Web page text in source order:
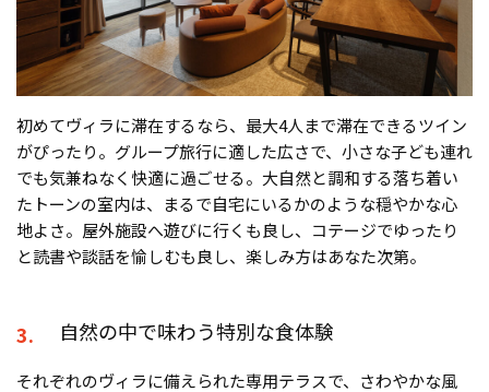
初めてヴィラに滞在するなら、最大4人まで滞在できるツイン
がぴったり。グループ旅行に適した広さで、小さな子ども連れ
でも気兼ねなく快適に過ごせる。大自然と調和する落ち着い
たトーンの室内は、まるで自宅にいるかのような穏やかな心
地よさ。屋外施設へ遊びに行くも良し、コテージでゆったり
と読書や談話を愉しむも良し、楽しみ方はあなた次第。
3. 自然の中で味わう特別な食体験
それぞれのヴィラに備えられた専用テラスで、さわやかな風